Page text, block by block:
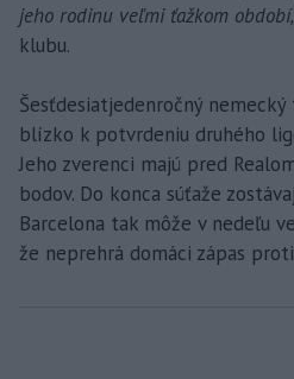
jeho rodinu veľmi ťažkom období,
klubu.
Šesťdesiatjedenročný
blízko k potvrdeniu druhého
Jeho zverenci majú pred
bodov. Do konca súťaže
Barcelona tak môže v nedeľu
že neprehrá domáci zápas